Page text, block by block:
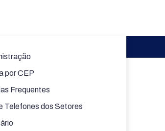
por CEP
Frequentes
Telefones dos Setores
Processo Seletivo 01/2021
Seletivo